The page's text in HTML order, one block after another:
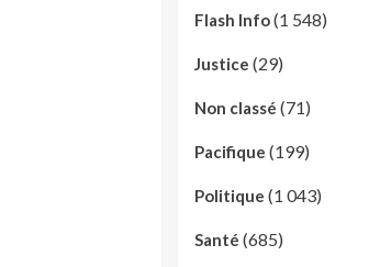
Flash Info(1 548)
Justice (29)
Non classé (71)
Pacifique (199)
Politique (1 043)
Santé (685)